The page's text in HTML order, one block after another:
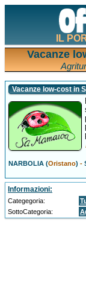
IL
Vacanze
Vacanze low-cost in
NARBOLIA (Oristano) -
Informazioni:
Categegoria:
SottoCategoria: